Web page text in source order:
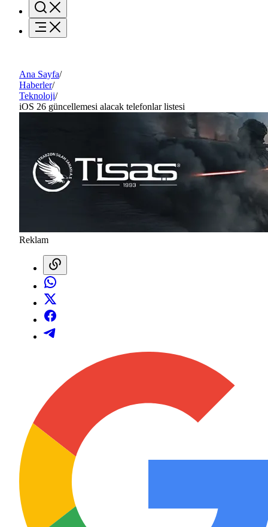
Ana Sayfa/
Haberler/
Teknoloji/
iOS 26 güncellemesi alacak telefonlar listesi
Reklam